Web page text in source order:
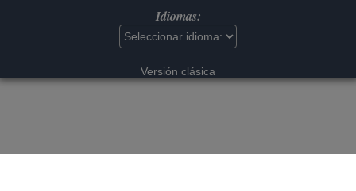
Idiomas:
Versión clásica